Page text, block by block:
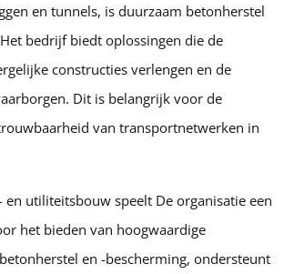
en tunnels, is duurzaam betonherstel
bedrijf biedt oplossingen die de
constructies verlengen en de
Dit is belangrijk voor de
van transportnetwerken in
en utiliteitsbouw speelt De organisatie een
het bieden van hoogwaardige
en -bescherming, ondersteunt